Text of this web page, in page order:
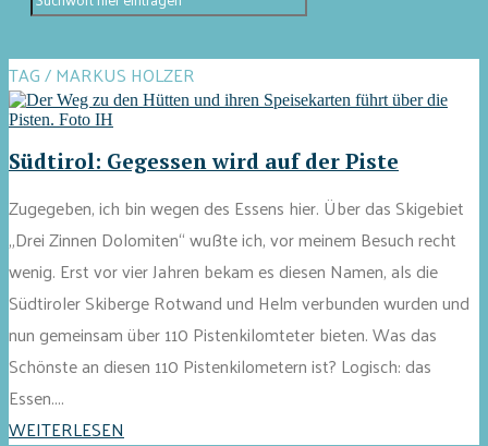
TAG / MARKUS HOLZER
Südtirol: Gegessen wird auf der Piste
Zugegeben, ich bin wegen des Essens hier. Über das Skigebiet
„Drei Zinnen Dolomiten“ wußte ich, vor meinem Besuch recht
wenig. Erst vor vier Jahren bekam es diesen Namen, als die
Südtiroler Skiberge Rotwand und Helm verbunden wurden und
nun gemeinsam über 110 Pistenkilomteter bieten. Was das
Schönste an diesen 110 Pistenkilometern ist? Logisch: das
Essen....
WEITERLESEN